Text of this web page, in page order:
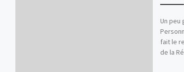
Un peu
fait le
de la